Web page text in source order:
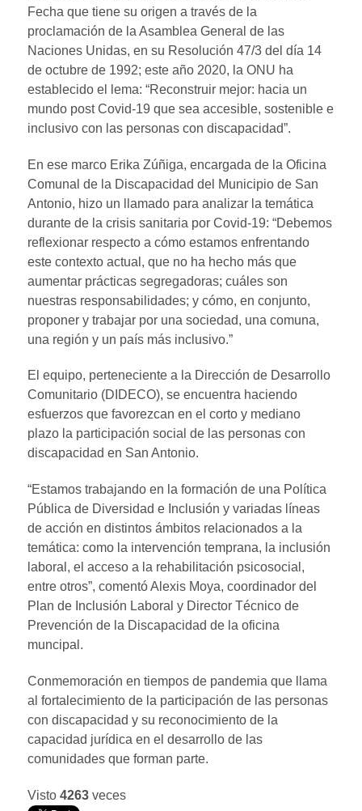
Fecha que tiene su origen a través de la
proclamación de la Asamblea General de las
Naciones Unidas, en su Resolución 47/3 del día 14
de octubre de 1992; este año 2020, la ONU ha
establecido el lema: “Reconstruir mejor: hacia un
mundo post Covid-19 que sea accesible, sostenible e
inclusivo con las personas con discapacidad”.
En ese marco Erika Zúñiga, encargada de la Oficina
Comunal de la Discapacidad del Municipio de San
Antonio, hizo un llamado para analizar la temática
durante de la crisis sanitaria por Covid-19: “Debemos
reflexionar respecto a cómo estamos enfrentando
este contexto actual, que no ha hecho más que
aumentar prácticas segregadoras; cuáles son
nuestras responsabilidades; y cómo, en conjunto,
proponer y trabajar por una sociedad, una comuna,
una región y un país más inclusivo.”
El equipo, perteneciente a la Dirección de Desarrollo
Comunitario (DIDECO), se encuentra haciendo
esfuerzos que favorezcan en el corto y mediano
plazo la participación social de las personas con
discapacidad en San Antonio.
“Estamos trabajando en la formación de una Política
Pública de Diversidad e Inclusión y variadas líneas
de acción en distintos ámbitos relacionados a la
temática: como la intervención temprana, la inclusión
laboral, el acceso a la rehabilitación psicosocial,
entre otros”, comentó Alexis Moya, coordinador del
Plan de Inclusión Laboral y Director Técnico de
Prevención de la Discapacidad de la oficina
muncipal.
Conmemoración en tiempos de pandemia que llama
al fortalecimiento de la participación de las personas
con discapacidad y su reconocimiento de la
capacidad jurídica en el desarrollo de las
comunidades que forman parte.
Visto 4263 veces